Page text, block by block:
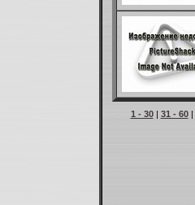
1 - 30| 31 - 60|